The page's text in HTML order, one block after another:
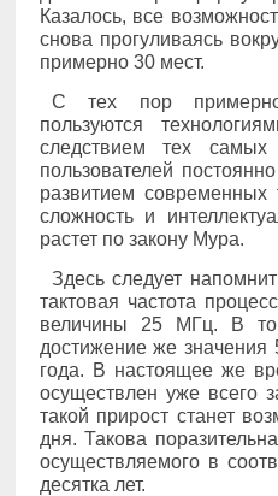
Казалось, все
снова прогуливаясь
примерно 30 мест.
С тех пор
пользуются
следствием тех
пользователей
развитием современных
сложность и
растет по закону Мура.
Здесь следует
тактовая частота
величины 25 МГц. В
достижение же
года. В настоящее же
осуществлен уже всего
такой прирост станет
дня. Такова
осуществляемого в
десятка лет.